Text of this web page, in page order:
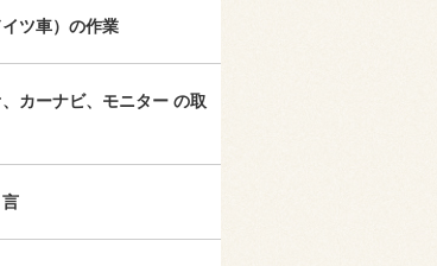
ツ車）の作業
カーナビ、モニター の取